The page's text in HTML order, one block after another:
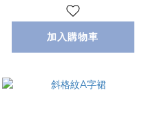
加入購物車